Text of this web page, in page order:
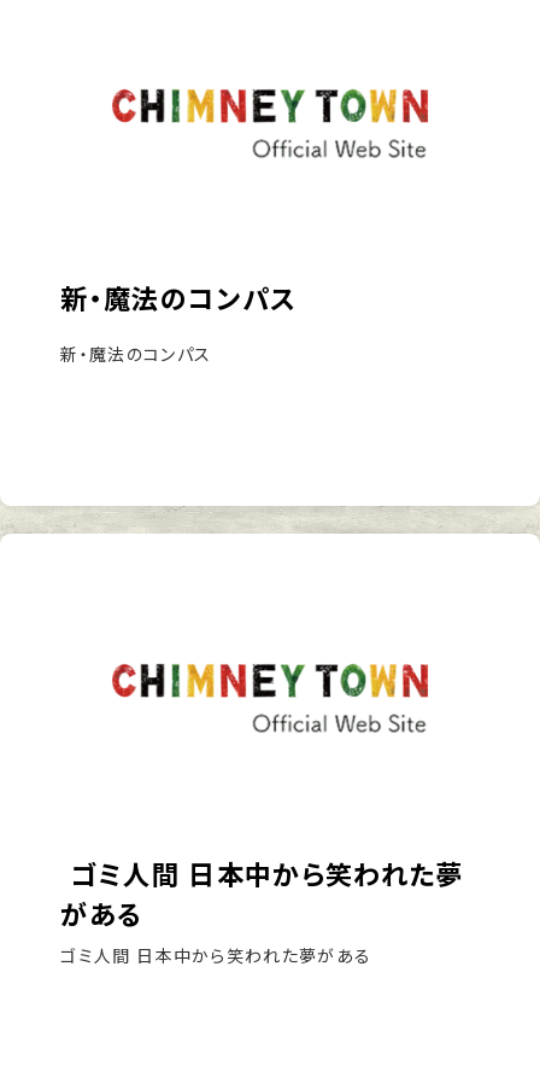
新・魔法のコンパス
新・魔法のコンパス
ゴミ人間 日本中から笑われた夢
がある
ゴミ人間 日本中から笑われた夢がある